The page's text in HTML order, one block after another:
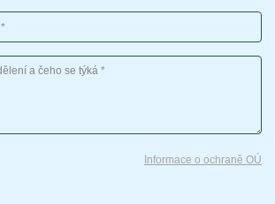
Informace o ochraně OÚ